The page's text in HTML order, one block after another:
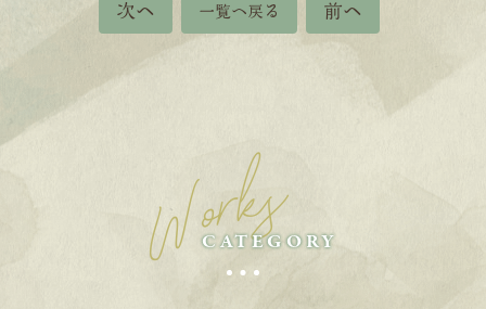
次へ 一覧へ戻る 前へ
Works
CATEGORY